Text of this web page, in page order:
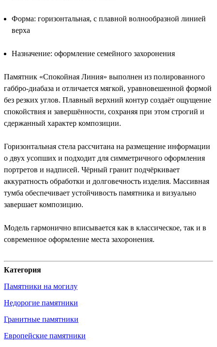
Форма: горизонтальная, с плавной волнообразной линией
верха
Назначение: оформление семейного захоронения
Памятник «Спокойная Линия» выполнен из полированного
габбро-диабаза и отличается мягкой, уравновешенной формой
без резких углов. Плавный верхний контур создаёт ощущение
спокойствия и завершённости, сохраняя при этом строгий и
сдержанный характер композиции.
Горизонтальная стела рассчитана на размещение информации
о двух усопших и подходит для симметричного оформления
портретов и надписей. Чёрный гранит подчёркивает
аккуратность обработки и долговечность изделия. Массивная
тумба обеспечивает устойчивость памятника и визуально
завершает композицию.
Модель гармонично вписывается как в классическое, так и в
современное оформление места захоронения.
Категория
Памятники на могилу
Недорогие памятники
Гранитные памятники
Европейские памятники